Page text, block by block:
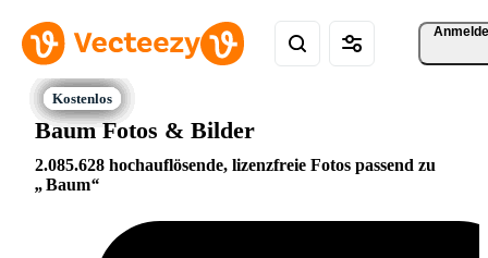
Baum Fotos & Bilder
2.085.628 hochauflösende, lizenzfreie Fotos passend zu
Baum